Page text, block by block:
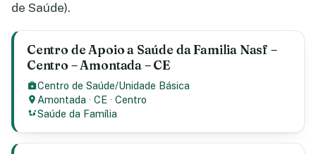
de Saúde).
Centro de Apoio a Saúde da Familia Nasf –
Centro – Amontada – CE
Centro de Saúde/Unidade Básica
Amontada ·CE ·Centro
Saúde da Família